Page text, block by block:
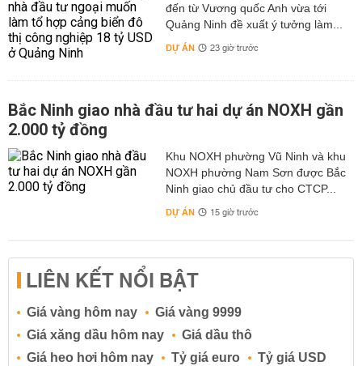
đến từ Vương quốc Anh vừa tới
Quảng Ninh đề xuất ý tưởng làm...
DỰ ÁN 23 giờ trước
Bắc Ninh giao nhà đầu tư hai dự án NOXH gần
2.000 tỷ đồng
Khu NOXH phường Vũ Ninh và khu
NOXH phường Nam Sơn được Bắc
Ninh giao chủ đầu tư cho CTCP...
DỰ ÁN 15 giờ trước
LIÊN KẾT NỔI BẬT
Giá vàng hôm nay
Giá vàng 9999
Giá xăng dầu hôm nay
Giá dầu thô
Giá heo hơi hôm nay
Tỷ giá euro
Tỷ giá USD